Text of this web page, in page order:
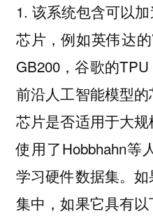
1. 该系统包含可以
芯片，例如英伟达
GB200，谷歌的
前沿人工智能模型
芯片是否适用于大
使用了Hobbhahn等
学习硬件数据集。
集中，如果它具有